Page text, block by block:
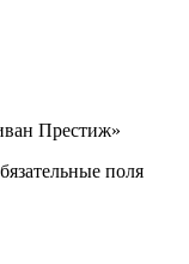
Престиж»
поля